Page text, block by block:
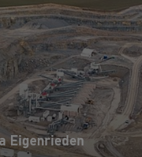
Eigenrieden